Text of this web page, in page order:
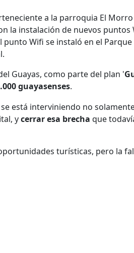
a la parroquia El
la instalación de nuevos
punto Wifi se instaló en el
Guayas, como parte del plan '
guayasenses.
está interviniendo no
ycerrar esa brecha que
turísticas, pero la